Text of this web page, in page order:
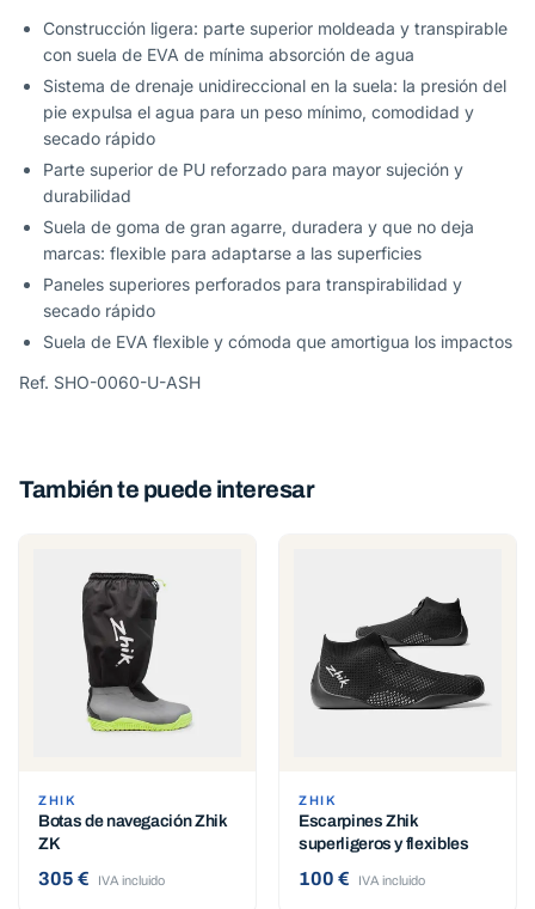
Construcción ligera: parte superior moldeada y transpirable
con suela de EVA de mínima absorción de agua
Sistema de drenaje unidireccional en la suela: la presión del
pie expulsa el agua para un peso mínimo, comodidad y
secado rápido
Parte superior de PU reforzado para mayor sujeción y
durabilidad
Suela de goma de gran agarre, duradera y que no deja
marcas: flexible para adaptarse a las superficies
Paneles superiores perforados para transpirabilidad y
secado rápido
Suela de EVA flexible y cómoda que amortigua los impactos
Ref. SHO-0060-U-ASH
También te puede interesar
ZHIK
Botas de navegación Zhik
ZK
305 € IVA incluido
ZHIK
Escarpines Zhik
superligeros y flexibles
100 € IVA incluido